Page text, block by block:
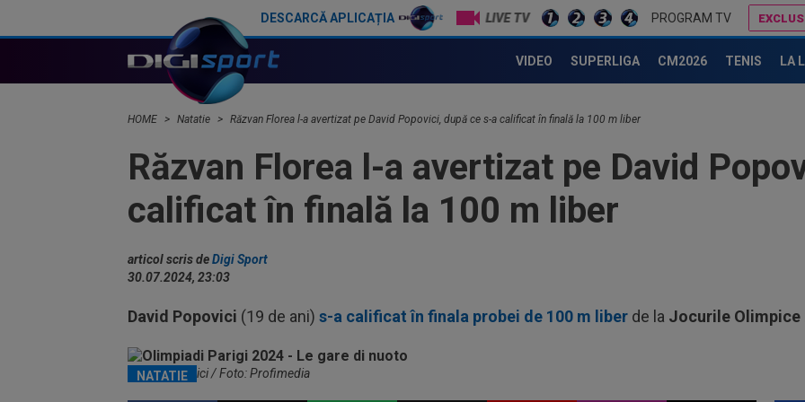
DESCARCĂ APLICAȚIA LIVE TV PROGRAM TV
VIDEO SUPERLIGA CM2026 TENIS LA
HOME Natatie Răzvan Florea l-a avertizat pe David Popovici, după ce s-a calificat în finală la 100 m liber
Răzvan Florea l-a avertizat pe David
calificat în finală la 100 m liber
articol scris deDigi Sport
30.07.2024, 23:03
David Popovici (19 de ani) s-a calificat în finala probei de 100 m liber de la Jocurile Olimpice
NATATIE
David Popovici / Foto: Profimedia